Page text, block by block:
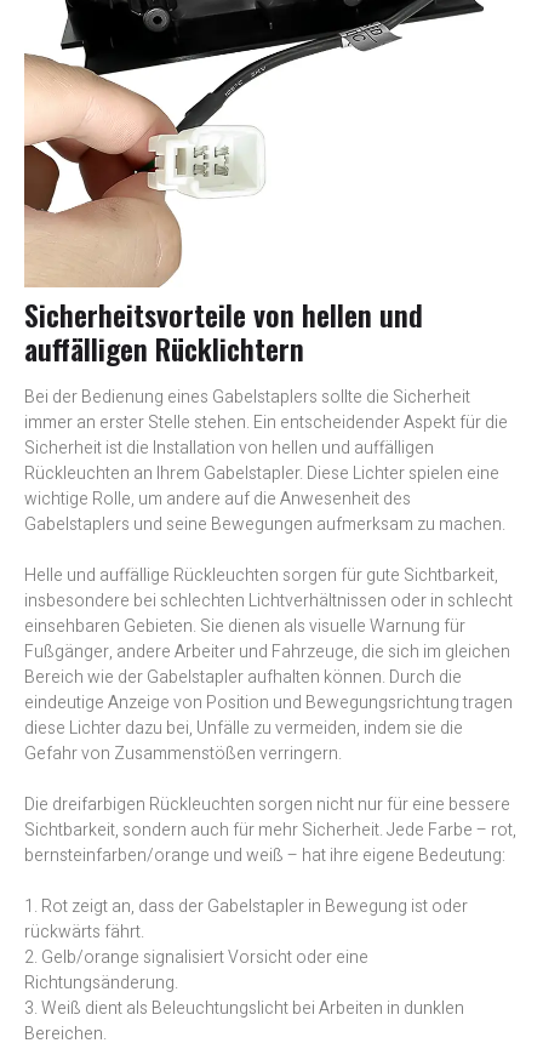
Sicherheitsvorteile von hellen und
auffälligen Rücklichtern
Bei der Bedienung eines Gabelstaplers sollte die Sicherheit
immer an erster Stelle stehen. Ein entscheidender Aspekt für die
Sicherheit ist die Installation von hellen und auffälligen
Rückleuchten an Ihrem Gabelstapler. Diese Lichter spielen eine
wichtige Rolle, um andere auf die Anwesenheit des
Gabelstaplers und seine Bewegungen aufmerksam zu machen.
Helle und auffällige Rückleuchten sorgen für gute Sichtbarkeit,
insbesondere bei schlechten Lichtverhältnissen oder in schlecht
einsehbaren Gebieten. Sie dienen als visuelle Warnung für
Fußgänger, andere Arbeiter und Fahrzeuge, die sich im gleichen
Bereich wie der Gabelstapler aufhalten können. Durch die
eindeutige Anzeige von Position und Bewegungsrichtung tragen
diese Lichter dazu bei, Unfälle zu vermeiden, indem sie die
Gefahr von Zusammenstößen verringern.
Die dreifarbigen Rückleuchten sorgen nicht nur für eine bessere
Sichtbarkeit, sondern auch für mehr Sicherheit. Jede Farbe – rot,
bernsteinfarben/orange und weiß – hat ihre eigene Bedeutung:
1. Rot zeigt an, dass der Gabelstapler in Bewegung ist oder
rückwärts fährt.
2. Gelb/orange signalisiert Vorsicht oder eine
Richtungsänderung.
3. Weiß dient als Beleuchtungslicht bei Arbeiten in dunklen
Bereichen.